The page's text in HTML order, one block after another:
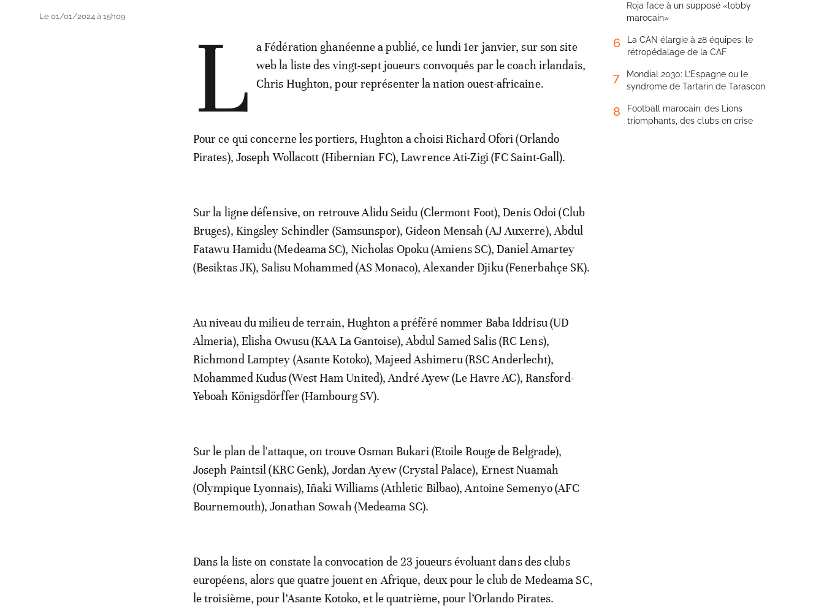
Le 01/01/2024 à 15h09 L
a Fédération ghanéenne a publié, ce lundi 1er janvier, sur son site
web la liste des vingt-sept joueurs convoqués par le coach irlandais,
Chris Hughton, pour représenter la nation ouest-africaine.
Pour ce qui concerne les portiers, Hughton a choisi Richard Ofori (Orlando
Pirates), Joseph Wollacott (Hibernian FC), Lawrence Ati-Zigi (FC Saint-Gall).
Sur la ligne défensive, on retrouve Alidu Seidu (Clermont Foot), Denis Odoi (Club
Bruges), Kingsley Schindler (Samsunspor), Gideon Mensah (AJ Auxerre), Abdul
Fatawu Hamidu (Medeama SC), Nicholas Opoku (Amiens SC), Daniel Amartey
(Besiktas JK), Salisu Mohammed (AS Monaco), Alexander Djiku (Fenerbahçe SK).
Au niveau du milieu de terrain, Hughton a préféré nommer Baba Iddrisu (UD
Almeria), Elisha Owusu (KAA La Gantoise), Abdul Samed Salis (RC Lens),
Richmond Lamptey (Asante Kotoko), Majeed Ashimeru (RSC Anderlecht),
Mohammed Kudus (West Ham United), André Ayew (Le Havre AC), Ransford-
Yeboah Königsdörffer (Hambourg SV).
Sur le plan de l'attaque, on trouve Osman Bukari (Etoile Rouge de Belgrade),
Joseph Paintsil (KRC Genk), Jordan Ayew (Crystal Palace), Ernest Nuamah
(Olympique Lyonnais), Iñaki Williams (Athletic Bilbao), Antoine Semenyo (AFC
Bournemouth), Jonathan Sowah (Medeama SC).
Dans la liste on constate la convocation de 23 joueurs évoluant dans des clubs
européens, alors que quatre jouent en Afrique, deux pour le club de Medeama SC,
le troisième, pour l’Asante Kotoko, et le quatrième, pour l’Orlando Pirates.
Roja face à un supposé «lobby
marocain»
6
La CAN élargie à 28 équipes: le
rétropédalage de la CAF
7
Mondial 2030: L’Espagne ou le
syndrome de Tartarin de Tarascon
8
Football marocain: des Lions
triomphants, des clubs en crise